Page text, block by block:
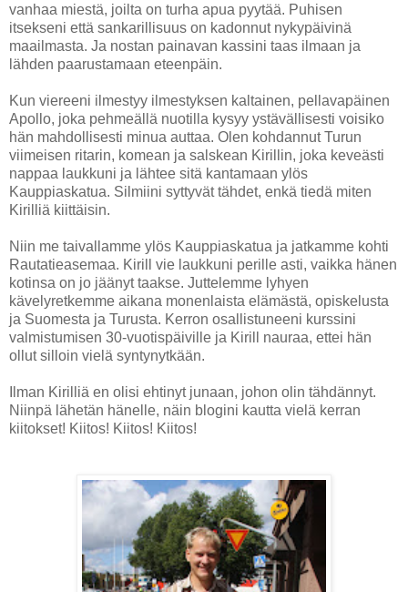
vanhaa miestä, joilta on turha apua pyytää. Puhisen
itsekseni että sankarillisuus on kadonnut nykypäivinä
maailmasta. Ja nostan painavan kassini taas ilmaan ja
lähden paarustamaan eteenpäin.
Kun viereeni ilmestyy ilmestyksen kaltainen, pellavapäinen
Apollo, joka pehmeällä nuotilla kysyy ystävällisesti voisiko
hän mahdollisesti minua auttaa. Olen kohdannut Turun
viimeisen ritarin, komean ja salskean Kirillin, joka keveästi
nappaa laukkuni ja lähtee sitä kantamaan ylös
Kauppiaskatua. Silmiini syttyvät tähdet, enkä tiedä miten
Kirilliä kiittäisin.
Niin me taivallamme ylös Kauppiaskatua ja jatkamme kohti
Rautatieasemaa. Kirill vie laukkuni perille asti, vaikka hänen
kotinsa on jo jäänyt taakse. Juttelemme lyhyen
kävelyretkemme aikana monenlaista elämästä, opiskelusta
ja Suomesta ja Turusta. Kerron osallistuneeni kurssini
valmistumisen 30-vuotispäiville ja Kirill nauraa, ettei hän
ollut silloin vielä syntynytkään.
Ilman Kirilliä en olisi ehtinyt junaan, johon olin tähdännyt.
Niinpä lähetän hänelle, näin blogini kautta vielä kerran
kiitokset! Kiitos! Kiitos! Kiitos!